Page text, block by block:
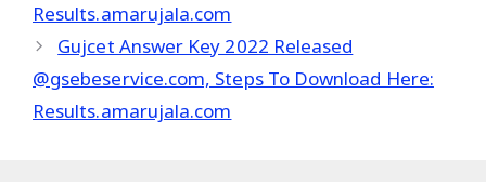
Results.amarujala.com
Gujcet Answer Key 2022 Released
@gsebeservice.com, Steps To Download Here:
Results.amarujala.com